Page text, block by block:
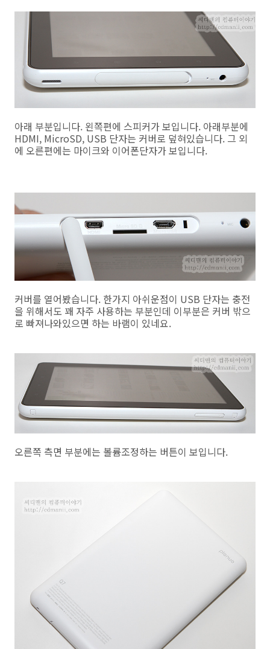
아래 부분입니다. 왼쪽편에 스피커가 보입니다. 아래부분에
HDMI, MicroSD, USB 단자는 커버로 덮혀있습니다. 그 외
에 오른편에는 마이크와 이어폰단자가 보입니다.
커버를 열어봤습니다. 한가지 아쉬운점이 USB 단자는 충전
을 위해서도 꽤 자주 사용하는 부분인데 이부분은 커버 밖으
로 빠져나와있으면 하는 바램이 있네요.
오른쪽 측면 부분에는 볼륨조정하는 버튼이 보입니다.